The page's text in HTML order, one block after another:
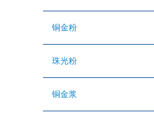
铜金粉
珠光粉
铜金浆